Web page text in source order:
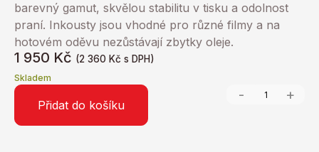
barevný gamut, skvělou stabilitu v tisku a odolnost
praní. Inkousty jsou vhodné pro různé filmy a na
hotovém oděvu nezůstávají zbytky oleje.
1 950 Kč (2 360 Kč s DPH)
Skladem
- +
Přidat do košíku